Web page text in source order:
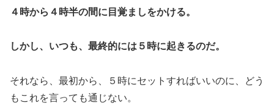
４時から４時半の間に目覚ましをかける。
しかし、いつも、最終的には５時に起きるのだ。
それなら、最初から、５時にセットすればいいのに、どう
もこれを言っても通じない。